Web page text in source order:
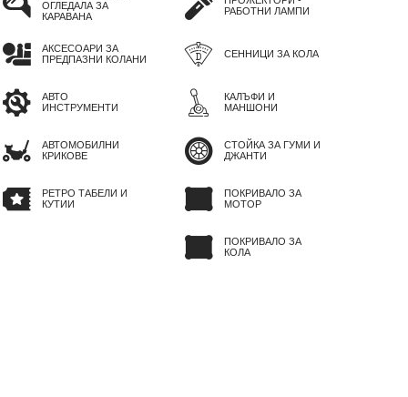
ОГЛЕДАЛА ЗА
КАРАВАНА
АКСЕСОАРИ ЗА
ПРЕДПАЗНИ КОЛАНИ
АВТО
ИНСТРУМЕНТИ
АВТОМОБИЛНИ
КРИКОВЕ
РЕТРО ТАБЕЛИ И
КУТИИ
РАБОТНИ ЛАМПИ
СЕННИЦИ ЗА КОЛА
КАЛЪФИ И
МАНШОНИ
СТОЙКА ЗА ГУМИ И
ДЖАНТИ
ПОКРИВАЛО ЗА
МОТОР
ПОКРИВАЛО ЗА
КОЛА